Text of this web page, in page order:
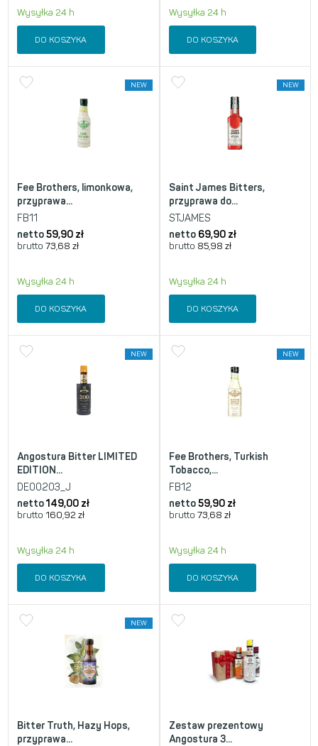
Wysyłka 24 h
DO KOSZYKA
Wysyłka 24 h
DO KOSZYKA
NEW
Fee Brothers, limonkowa,
przyprawa...
FB11
netto59,90 zł
brutto 73,68 zł
Wysyłka 24 h
DO KOSZYKA
NEW
Saint James Bitters,
przyprawa do...
STJAMES
netto 69,90 zł
brutto 85,98 zł
Wysyłka 24 h
DO KOSZYKA
NEW
Angostura Bitter LIMITED
EDITION...
DE00203_J
netto149,00 zł
brutto 160,92 zł
Wysyłka 24 h
DO KOSZYKA
NEW
Fee Brothers, Turkish
Tobacco,...
FB12
netto 59,90 zł
brutto 73,68 zł
Wysyłka 24 h
DO KOSZYKA
NEW
Bitter Truth, Hazy Hops,
przyprawa...
Zestaw prezentowy
Angostura 3...